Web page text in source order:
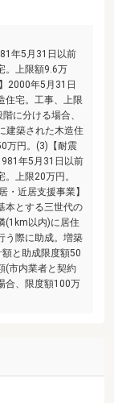
年5月31日以前
。上限額9.6万
2000年5月31日
住宅。工事、上限
に分ける場合、
建築された木造住
万円。(3)【耐震
年5月31日以前
上限20万円。
・近居支援事業】
本とする三世代の
(1km以内)に居住
う際に助成。増築
と助成限度額50
(市内業者と契約
合、限度額100万